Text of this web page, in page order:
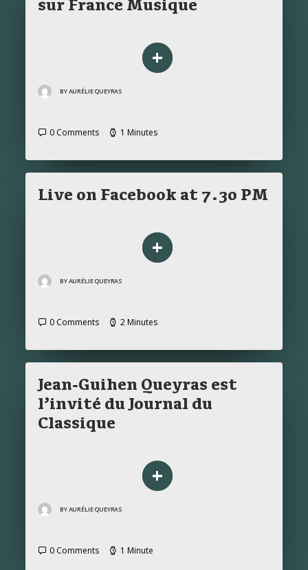
sur France Musique
+
BY AURÉLIE QUEYRAS
0 Comments 1 Minutes
Live on Facebook at 7.30 PM
+
BY AURÉLIE QUEYRAS
0 Comments 2 Minutes
Jean-Guihen Queyras est
l’invité du Journal du
Classique
+
BY AURÉLIE QUEYRAS
0 Comments 1 Minute